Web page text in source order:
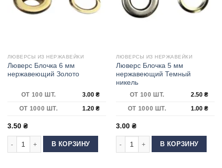
ЛЮВЕРСЫ ИЗ НЕРЖАВЕЙКИ
Люверс Блочка 6 мм
нержавеющий Золото
ОТ 100 ШТ. 3.00 ₴
ОТ 1000 ШТ.
1.20 ₴
3.50 ₴
Количество товара Люверс Блочка 6 мм нержавеющий Золото
В КОРЗИНУ
ЛЮВЕРСЫ ИЗ НЕРЖАВЕЙКИ
Люверс Блочка 5 мм
нержавеющий Темный
никель
ОТ 100 ШТ. 2.50 ₴
ОТ 1000 ШТ.
1.00 ₴
3.00 ₴
Количество товара Люверс
В КОРЗИНУ